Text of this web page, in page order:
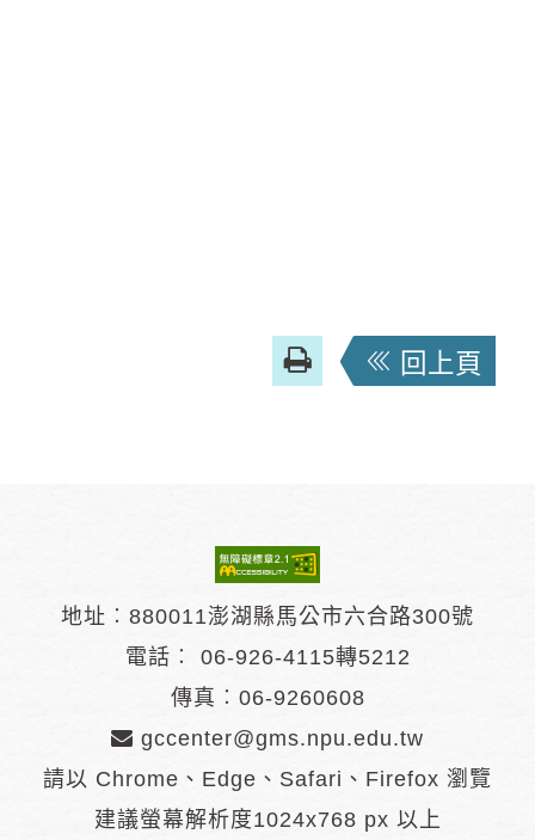
友
善
回上頁
地址︰880011澎湖縣馬公市六合路300號
電話︰ 06-926-4115轉5212
傳真︰06-9260608
gccenter@gms.npu.edu.tw
請以 Chrome、Edge、Safari、Firefox 瀏覽
建議螢幕解析度1024x768 px 以上